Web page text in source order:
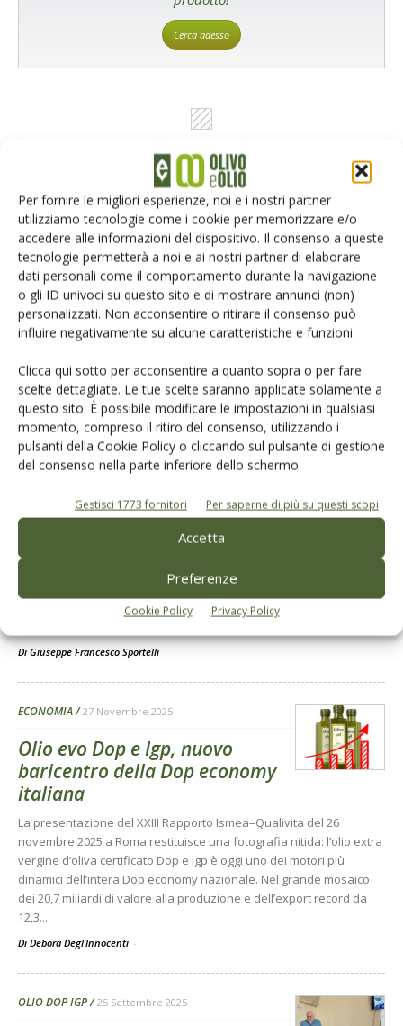
Per fornire le migliori esperienze, noi e i nostri partner
utilizziamo tecnologie come i cookie per memorizzare e/o
accedere alle informazioni del dispositivo. Il consenso a queste
tecnologie permetterà a noi e ai nostri partner di elaborare
dati personali come il comportamento durante la navigazione
o gli ID univoci su questo sito e di mostrare annunci (non)
personalizzati. Non acconsentire o ritirare il consenso può
influire negativamente su alcune caratteristiche e funzioni.
Clicca qui sotto per acconsentire a quanto sopra o per fare
scelte dettagliate. Le tue scelte saranno applicate solamente a
questo sito. È possibile modificare le impostazioni in qualsiasi
momento, compreso il ritiro del consenso, utilizzando i
pulsanti della Cookie Policy o cliccando sul pulsante di gestione
del consenso nella parte inferiore dello schermo.
Gestisci 1773 fornitori Per saperne di più su questi scopi
Accetta
Preferenze
Cookie Policy Privacy Policy
Cerca adesso
L'Esperto risponde
I consigli di Terra e Vita agli agricoltori
Cerca adesso
Dalla stessa categoria
ATTUALITÀ 2 Luglio 2026
L’Oliva “Alta Daunia” varietà
“Peranzana” a un passo dalla
La Commissione europea l’ha iscritta formalmente nel registro
europeo delle Denominazioni di origine protette. Adesso
bisognerà solo attendere gli ultimi tre mesi per eventuali motivi di
DiGiuseppe Francesco Sportelli
ECONOMIA 27 Novembre 2025
Olio evo Dop e Igp, nuovo
baricentro della Dop economy
italiana
La presentazione del XXIII Rapporto Ismea–Qualivita del 26
novembre 2025 a Roma restituisce una fotografia nitida: l’olio extra
vergine d’oliva certificato Dop e Igp è oggi uno dei motori più
dinamici dell’intera Dop economy nazionale. Nel grande mosaico
dei 20,7 miliardi di valore alla produzione e dell’export record da
12,3...
Di Debora Degl’Innocenti -
OLIO DOP IGP 25 Settembre 2025